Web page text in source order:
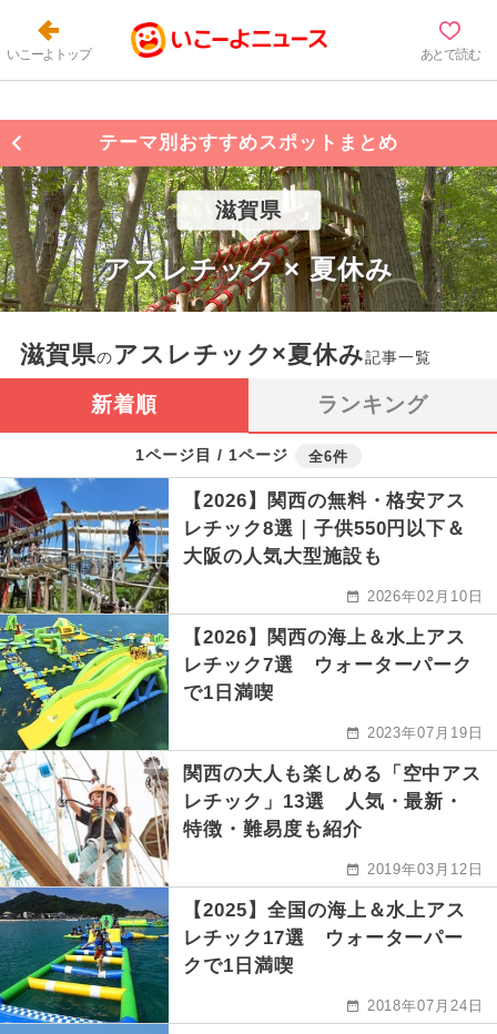
いこーよトップ あとで読む
テーマ別おすすめスポットまとめ
滋賀県
アスレチック × 夏休み
滋賀県のアスレチック×夏休み記事一覧
新着順 ランキング
1ページ目 / 1ページ 全6件
【2026】関西の無料・格安アス
レチック8選｜子供550円以下＆
大阪の人気大型施設も
2026年02月10日
【2026】関西の海上＆水上アス
レチック7選 ウォーターパーク
で1日満喫
2023年07月19日
関西の大人も楽しめる「空中アス
レチック」13選 人気・最新・
特徴・難易度も紹介
2019年03月12日
【2025】全国の海上＆水上アス
レチック17選 ウォーターパー
クで1日満喫
2018年07月24日